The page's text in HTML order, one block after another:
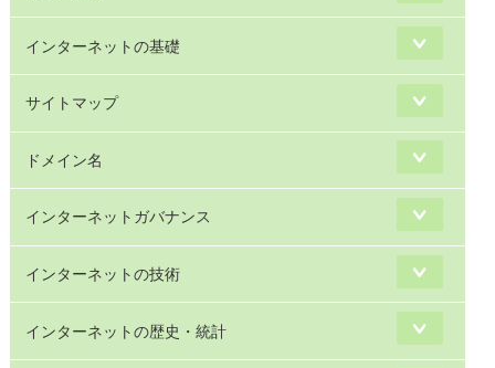
インターネットの基礎
サイトマップ
ドメイン名
インターネットガバナンス
インターネットの技術
インターネットの歴史・統計